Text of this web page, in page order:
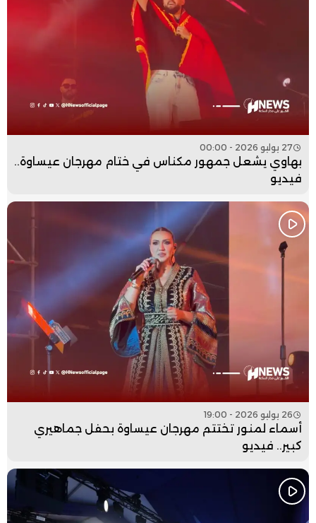
27 يوليو 2026 - 00:00
بهاوي يشعل جمهور مكناس في ختام مهرجان عيساوة..
فيديو
26 يوليو 2026 - 19:00
أسماء لمنور تختتم مهرجان عيساوة بحفل جماهيري
كبير.. فيديو